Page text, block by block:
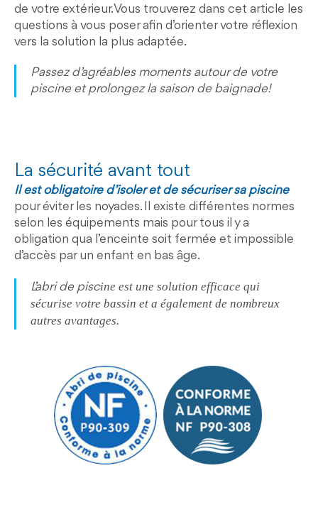
de votre extérieur. Vous trouverez dans cet article les
questions à vous poser afin d’orienter votre réflexion
vers la solution la plus adaptée.
Passez d’agréables moments autour de votre
piscine et prolongez la saison de baignade!
La sécurité avant tout
Il est obligatoire d’isoler et de sécuriser sa piscine
pour éviter les noyades. Il existe différentes normes
selon les équipements mais pour tous il y a
obligation qua l’enceinte soit fermée et impossible
d’accès par un enfant en bas âge.
L’abri de piscine est une solution efficace qui
sécurise votre bassin et a également de nombreux
autres avantages.